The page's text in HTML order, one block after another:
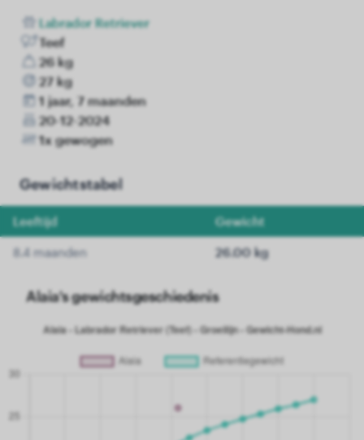
Labrador Retriever
Teef
26 kg
27 kg
1 jaar, 7 maanden
20-12-2024
1x gewogen
Gewichtstabel
Leeftijd Gewicht
8.4 maanden 26.00 kg
Alaia's gewichtsgeschiedenis